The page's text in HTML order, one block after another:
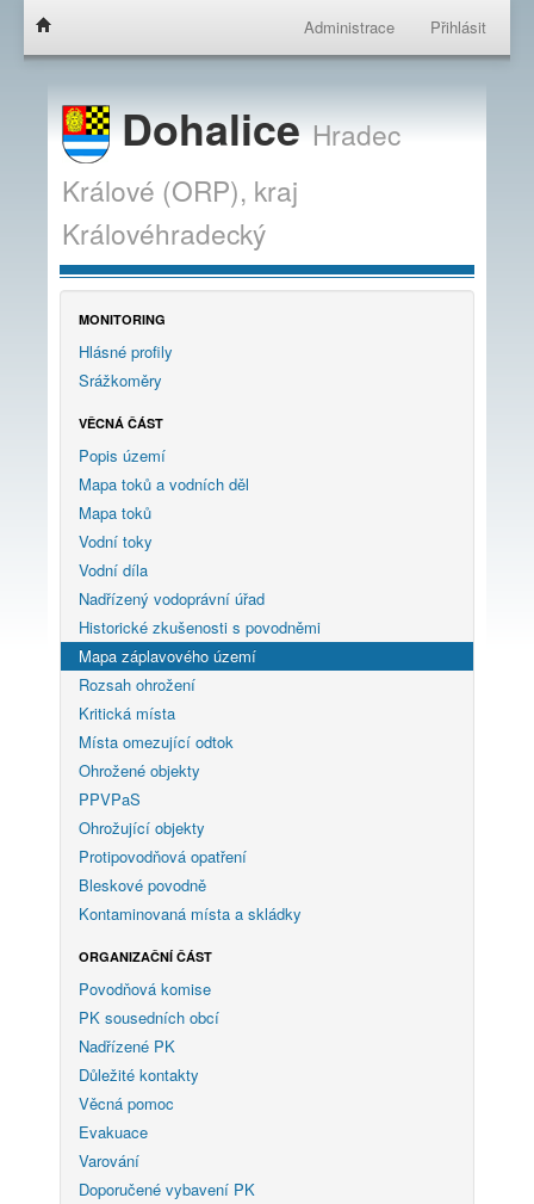
Administrace Přihlásit
DohaliceHradec
Králové (ORP), kraj
Královéhradecký
MONITORING
Hlásné profily
Srážkoměry
VĚCNÁ ČÁST
Popis území
Mapa toků a vodních děl
Mapa toků
Vodní toky
Vodní díla
Nadřízený vodoprávní úřad
Historické zkušenosti s povodněmi
Mapa záplavového území
Rozsah ohrožení
Kritická místa
Místa omezující odtok
Ohrožené objekty
PPVPaS
Ohrožující objekty
Protipovodňová opatření
Bleskové povodně
Kontaminovaná místa a skládky
ORGANIZAČNÍ ČÁST
Povodňová komise
PK sousedních obcí
Nadřízené PK
Důležité kontakty
Věcná pomoc
Evakuace
Varování
Doporučené vybavení PK